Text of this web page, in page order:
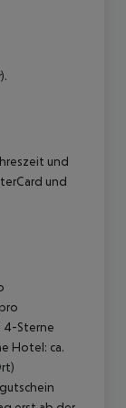
und
und
4-Sterne
Hotel: ca.